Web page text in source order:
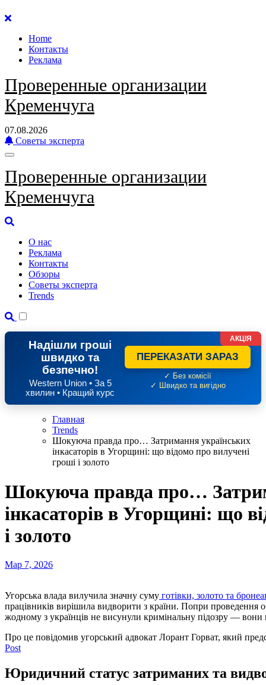
Перейти
содержанию
Home
Контакты
Реклама
Проверенные организации
Кременчуга
07.08.2026
Советы эксперта
Проверенные организации
Кременчуга
О нас
Реклама
Контакты
Обзоры
Советы эксперта
Trends
Надішли гроші
швидко та
безпечно!
Western Union • За 5
хвилин • Кращий курс
ПЕРЕКАЗАТИ ЗАРАЗ
✓ Без комісії
✓ Швидко та вигідно
АКЦІЯ
Главная
Trends
Шокуюча правда про… Затримання українських
інкасаторів в Угорщині: що відомо про вилучені
гроші і золото
Шокуюча правда про…
інкасаторів в Угорщині: що
і золото
Мар 7, 2026
Угорська влада вилучила значну суму готівки, золото та
працівників вирішила видворити з країни. Попри проведення
жодному з українців не висунули кримінальну підозру — вони
Про це повідомив угорський адвокат Лорант Горват, який
Post
Юридичний статус затриманих та